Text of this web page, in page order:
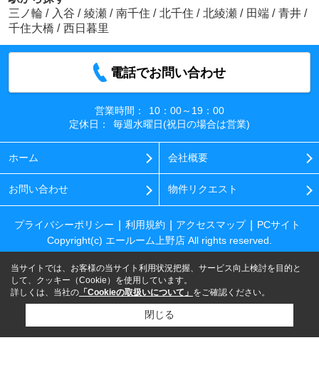
三ノ輪 / 入谷 / 綾瀬 / 南千住 / 北千住 / 北綾瀬 / 田端 / 青井 /
千住大橋 / 西日暮里
電話でお問い合わせ
営業時間：
10：00～19：00
定休日：
毎週水曜日(祝日の場合は営業)
ホーム 会社概要
お問い合わせ 物件リクエスト
プライバシーポリシー 利用規約 アクセスマップ
PCサイト
Copyright(c) エールーム上野店 All rights reserved.
当サイトでは、お客様の当サイト利用状況把握、サービス向上検討を目的と
して、クッキー（Cookie）を使用しています。
詳しくは、当社の 「Cookieの取扱いについて」 をご確認ください。
閉じる